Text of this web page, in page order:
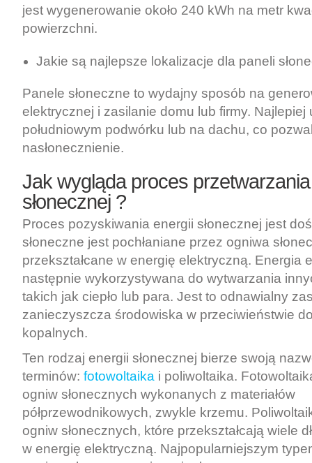
jest wygenerowanie około 240 kWh na metr
powierzchni.
Jakie są najlepsze lokalizacje dla paneli
Panele słoneczne to wydajny sposób na
elektrycznej i zasilanie domu lub firmy. Najlepiej
południowym podwórku lub na dachu, co
nasłonecznienie.
Jak wygląda proces
słonecznej ?
Proces pozyskiwania energii słonecznej jest
słoneczne jest pochłaniane przez ogniwa
przekształcane w energię elektryczną. Energia
następnie wykorzystywana do wytwarzania
takich jak ciepło lub para. Jest to odnawialny
zanieczyszcza środowiska w przeciwieństwie
kopalnych.
Ten rodzaj energii słonecznej bierze swoją
terminów: fotowoltaika i poliwoltaika.
ogniw słonecznych wykonanych z materiałów
półprzewodnikowych, zwykle krzemu.
ogniw słonecznych, które przekształcają wiele
w energię elektryczną. Najpopularniejszym